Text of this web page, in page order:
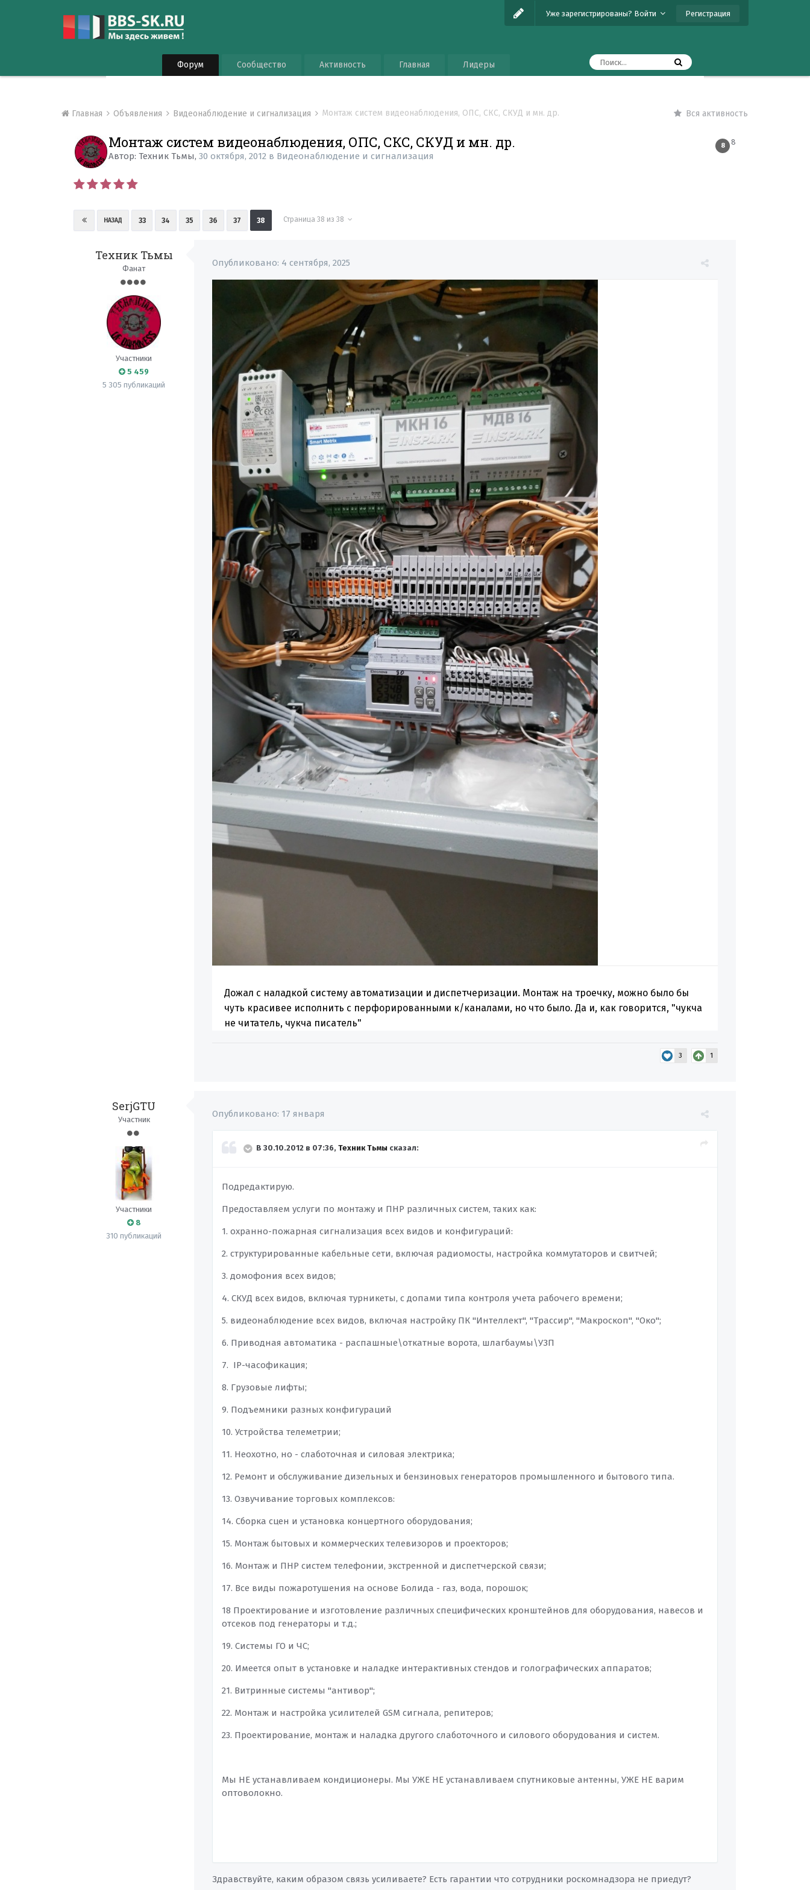
Уже зарегистрированы? Войти Регистрация
Форум Сообщество Активность Главная Лидеры
Вся активность
Главная Объявления Видеонаблюдение и сигнализация Монтаж систем видеонаблюдения, ОПС, СКС, СКУД и мн. др.
8
8
Монтаж систем видеонаблюдения, ОПС, СКС, СКУД и мн. др.
Автор:Техник Тьмы,30 октября, 2012 в Видеонаблюдение и сигнализация
НАЗАД 33 34 35 36 37 38 Страница 38 из 38
Техник Тьмы
Фанат
Участники
5 459
5 305 публикаций
Опубликовано: 4 сентября, 2025
Дожал с наладкой систему автоматизации и диспетчеризации. Монтаж на троечку, можно было бы
чуть красивее исполнить с перфорированными к/каналами, но что было. Да и, как говорится, "чукча
не читатель, чукча писатель"
3 1
SerjGTU
Участник
Участники
8
310 публикаций
Опубликовано: 17 января
В 30.10.2012 в 07:36,Техник Тьмы сказал:
Подредактирую.
Предоставляем услуги по монтажу и ПНР различных систем, таких как:
1. охранно-пожарная сигнализация всех видов и конфигураций:
2. структурированные кабельные сети, включая радиомосты, настройка коммутаторов и свитчей;
3. домофония всех видов;
4. СКУД всех видов, включая турникеты, с допами типа контроля учета рабочего времени;
5. видеонаблюдение всех видов, включая настройку ПК "Интеллект", "Трассир", "Макроскоп", "Око";
6. Приводная автоматика - распашные\откатные ворота, шлагбаумы\УЗП
7. IP-часофикация;
8. Грузовые лифты;
9. Подъемники разных конфигураций
10. Устройства телеметрии;
11. Неохотно, но - слаботочная и силовая электрика;
12. Ремонт и обслуживание дизельных и бензиновых генераторов промышленного и бытового типа.
13. Озвучивание торговых комплексов:
14. Сборка сцен и установка концертного оборудования;
15. Монтаж бытовых и коммерческих телевизоров и проекторов;
16. Монтаж и ПНР систем телефонии, экстренной и диспетчерской связи;
17. Все виды пожаротушения на основе Болида - газ, вода, порошок;
18 Проектирование и изготовление различных специфических кронштейнов для оборудования, навесов и
отсеков под генераторы и т.д.;
19. Системы ГО и ЧС;
20. Имеется опыт в установке и наладке интерактивных стендов и голографических аппаратов;
21. Витринные системы "антивор";
22. Монтаж и настройка усилителей GSM сигнала, репитеров;
23. Проектирование, монтаж и наладка другого слаботочного и силового оборудования и систем.
Мы НЕ устанавливаем кондиционеры. Мы УЖЕ НЕ устанавливаем спутниковые антенны, УЖЕ НЕ варим
оптоволокно.
Здравствуйте, каким образом связь усиливаете? Есть гарантии что сотрудники роскомнадзора не приедут?